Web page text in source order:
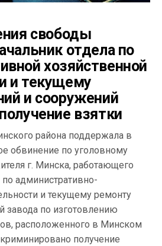
свободы
отдела по
хозяйственной
и текущему
и сооружений
взятки
района поддержала в
обвинение по уголовному
г. Минска, работающего
административно-
и текущему ремонту
завода по изготовлению
расположенного в Минском
получение